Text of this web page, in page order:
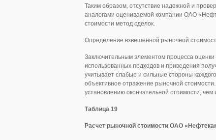
Таким образом, отсутствие надежной и
аналогами оцениваемой компании ОАО
стоимости метод сделок.
Определение взвешенной рыночной
Заключительным элементом процесса
использованных подходов и приведения
учитывает слабые и сильные стороны
объективное отражение рыночной
установлению окончательной стоимости, чем
Таблица 19
Расчет рыночной стоимости ОАО